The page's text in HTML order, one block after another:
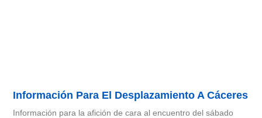
Información Para El Desplazamiento A Cáceres
Información para la afición de cara al encuentro del sábado